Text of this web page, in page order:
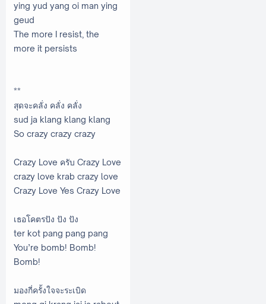
ying yud yang oi man ying
geud
The more I resist, the
more it persists
**
สุดจะคลั่ง คลั่ง คลั่ง
sud ja klang klang klang
So crazy crazy crazy
Crazy Love ครับ Crazy Love
crazy love krab crazy love
Crazy Love Yes Crazy Love
เธอโคตรปัง ปัง ปัง
ter kot pang pang pang
You’re bomb! Bomb!
Bomb!
มองกี่ครั้งใจจะระเบิด